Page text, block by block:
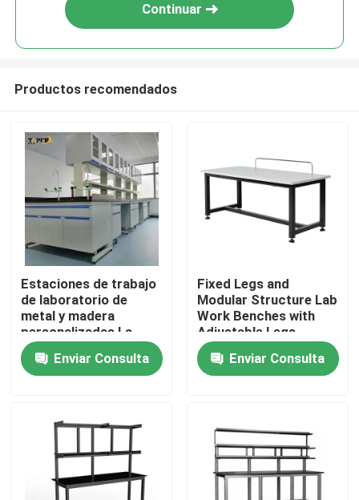
Productos
VR Show
Sobre nosotros
Visita a la fábrica
Continuar
Productos recomendados
Estaciones de trabajo
de laboratorio de
metal y madera
personalizadas La
solución perfecta
para sus necesidades
de espacio de trabajo
Enviar Consulta
Fixed Legs and
Modular Structure Lab
Work Benches with
Adjustable Legs
Enviar Consulta